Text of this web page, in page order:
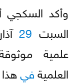
وأكد السكجي
السبت 29
علمية
العلميةفي